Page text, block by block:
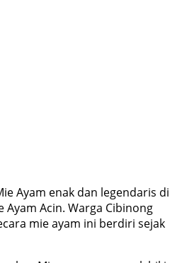
Ayam enak dan legendaris di
Ayam Acin. Warga Cibinong
mie ayam ini berdiri sejak